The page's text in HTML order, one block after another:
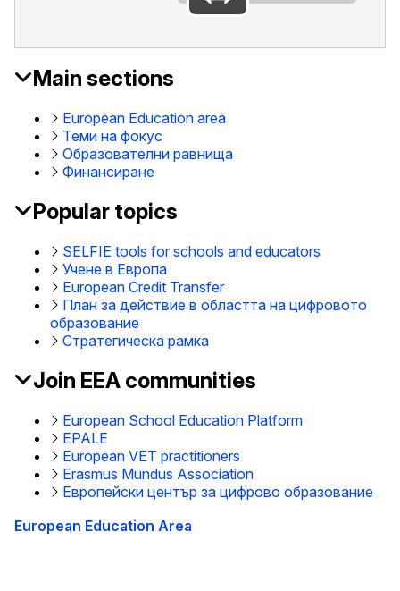
Footer
Main sections
European Education area
Теми на фокус
Образователни равнища
Финансиране
Popular topics
SELFIE tools for schools and educators
Учене в Европа
European Credit Transfer
План за действие в областта на цифровото
образование
Стратегическа рамка
Join EEA communities
European School Education Platform
EPALE
European VET practitioners
Erasmus Mundus Association
Европейски център за цифрово образование
European Education Area